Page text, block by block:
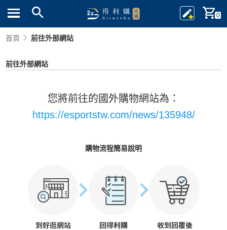
0
首頁 前往外部網站
前往外部網站
您將前往的國外購物網站為：
https://esportstw.com/news/135948/
購物流程簡易說明